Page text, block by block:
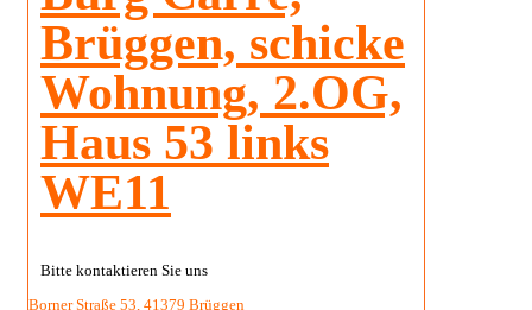
Brüggen, schicke
Wohnung, 2.OG,
Haus 53 links
WE11
Bitte kontaktieren Sie uns
Borner Straße 53, 41379 Brüggen